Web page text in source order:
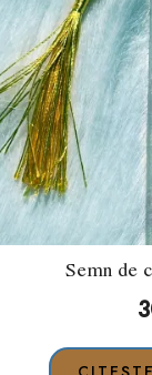
Semn de